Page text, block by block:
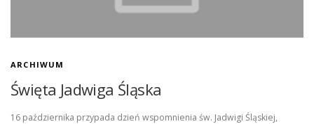
ARCHIWUM
Święta Jadwiga Śląska
16 października przypada dzień wspomnienia św. Jadwigi Śląskiej,